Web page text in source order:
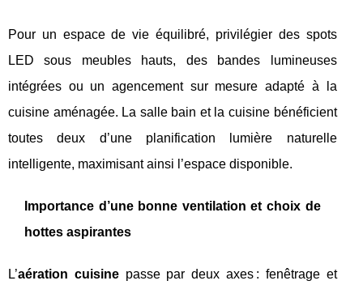
Pour un espace de vie équilibré, privilégier des spots
LED sous meubles hauts, des bandes lumineuses
intégrées ou un agencement sur mesure adapté à la
cuisine aménagée. La salle bain et la cuisine bénéficient
toutes deux d’une planification lumière naturelle
intelligente, maximisant ainsi l’espace disponible.
Importance d’une bonne ventilation et choix de
hottes aspirantes
L’aération cuisinepasse par deux axes : fenêtrage et